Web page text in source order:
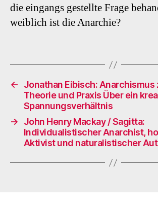
die eingangs gestellte Frage
weiblich ist die Anarchie?
←
Jonathan Eibisch: Anarchismus
Theorie und Praxis Über ein
Spannungsverhältnis
→
John Henry Mackay / Sagitta:
Individualistischer Anarchist,
Aktivist und naturalistischer